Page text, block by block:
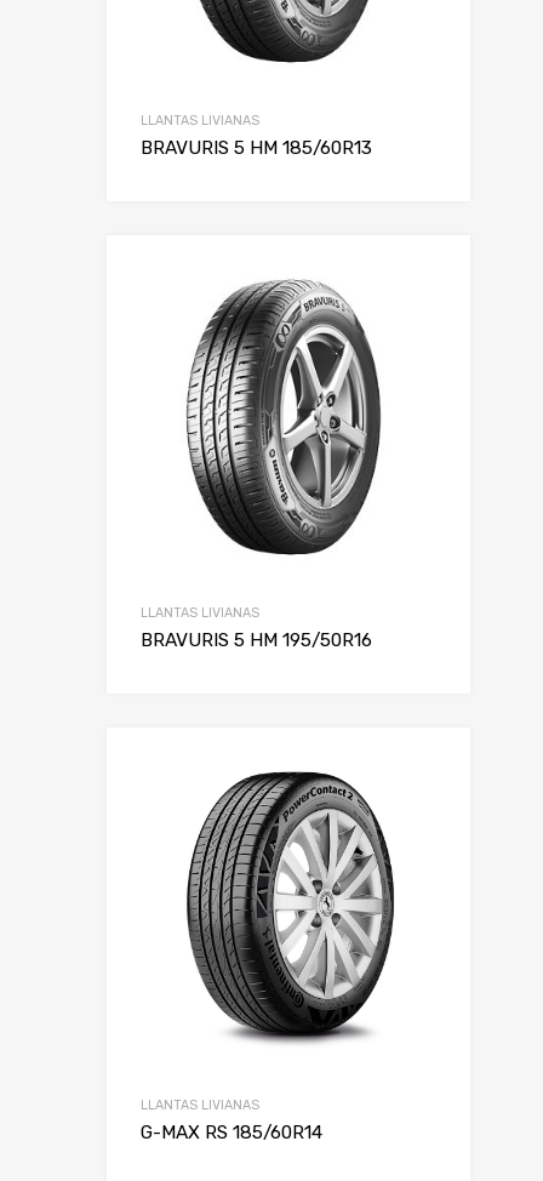
LLANTAS LIVIANAS
BRAVURIS 5 HM 185/60R13
LLANTAS LIVIANAS
BRAVURIS 5 HM 195/50R16
LLANTAS LIVIANAS
G-MAX RS 185/60R14